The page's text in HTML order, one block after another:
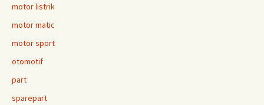
motor listrik
motor matic
motor sport
otomotif
part
sparepart